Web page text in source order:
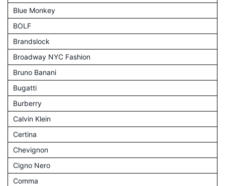
Blue Monkey
BOLF
Brandslock
Broadway NYC Fashion
Bruno Banani
Bugatti
Burberry
Calvin Klein
Certina
Chevignon
Cigno Nero
Comma